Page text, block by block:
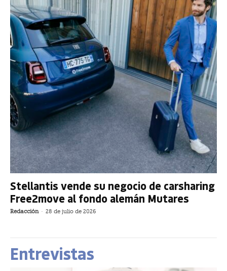
Stellantis vende su negocio de carsharing
Free2move al fondo alemán Mutares
Redacción - 28 de julio de 2026
Entrevistas